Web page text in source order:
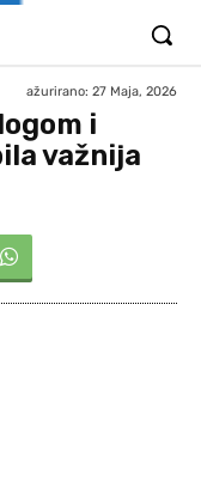
ažurirano: 27 Maja, 2026
i
važnija